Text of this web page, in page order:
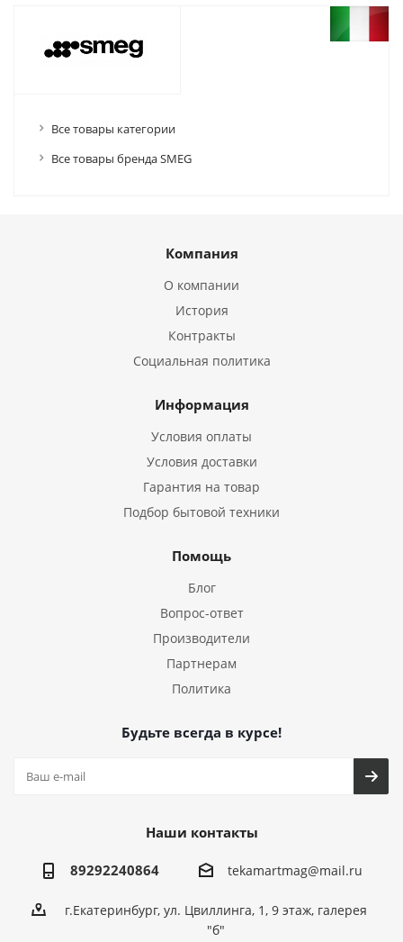
Все товары категории
Все товары бренда SMEG
Компания
О компании
История
Контракты
Социальная политика
Информация
Условия оплаты
Условия доставки
Гарантия на товар
Подбор бытовой техники
Помощь
Блог
Вопрос-ответ
Производители
Партнерам
Политика
Будьте всегда в курсе!
Наши контакты
89292240864 tekamartmag@mail.ru
г.Екатеринбург, ул. Цвиллинга, 1, 9 этаж, галерея
"б"